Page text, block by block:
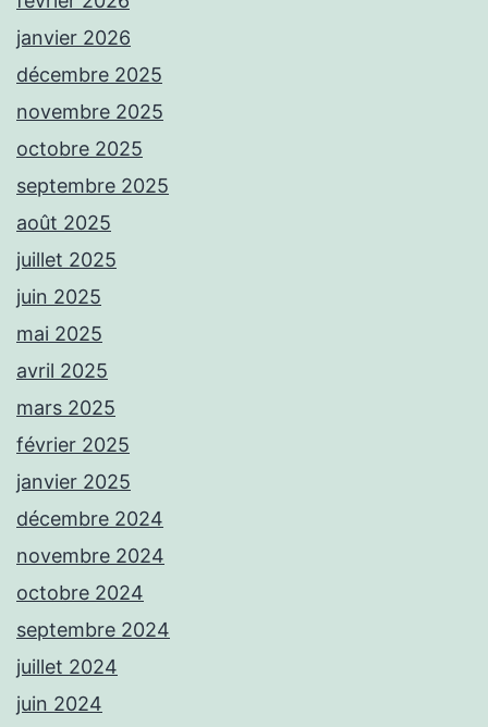
janvier 2026
décembre 2025
novembre 2025
octobre 2025
septembre 2025
août 2025
juillet 2025
juin 2025
mai 2025
avril 2025
mars 2025
février 2025
janvier 2025
décembre 2024
novembre 2024
octobre 2024
septembre 2024
juillet 2024
juin 2024